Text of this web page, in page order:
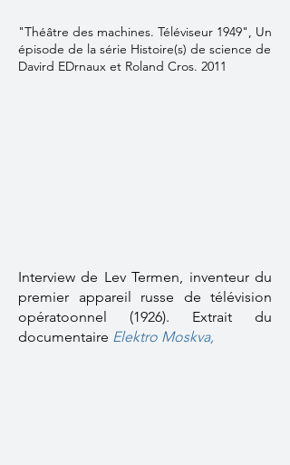
"Théâtre des machines. Téléviseur 1949", Un
épisode de la série Histoire(s) de science de
Davird EDrnaux et Roland Cros. 2011
Interview de Lev Termen, inventeur du
premier appareil russe de télévision
opératoonnel (1926). Extrait du
documentaire Elektro Moskva,